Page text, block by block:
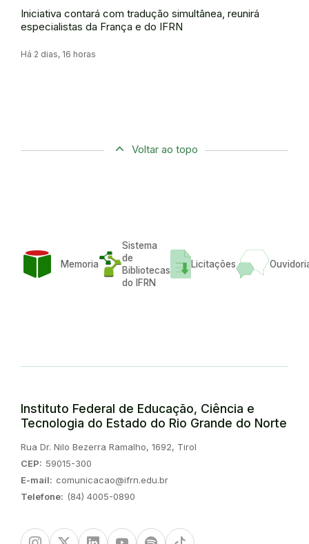
Iniciativa contará com tradução simultânea, reunirá
especialistas da França e do IFRN
Há 2 dias, 16 horas
Voltar ao topo
Memoria
Sistema
de
Bibliotecas
do IFRN
Licitações
Instituto Federal de Educação, Ciência e
Tecnologia do Estado do Rio Grande do Norte
Endereço:
Rua Dr. Nilo Bezerra Ramalho, 1692, Tirol
CEP: 59015-300
E-mail: comunicacao@ifrn.edu.br
Telefone: (84) 4005-0890
InstagramTwitter/XLinkedinYoutubeSpotify TikTok